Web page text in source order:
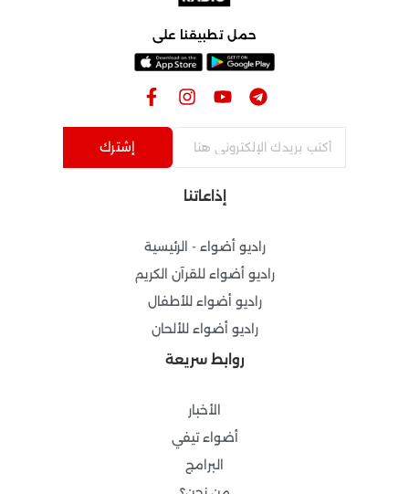
حمل تطبيقنا على
T
e
l
e
g
Y
o
u
t
u
e
I
n
s
a
r
m
F
a
c
b
-
f
إشترك
إذاعاتنا
راديو أضواء - الرئيسية
راديو أضواء للقرآن الكريم
راديو أضواء للأطفال
راديو أضواء للألحان
روابط سريعة
الأخبار
أضواء تيفي
البرامج